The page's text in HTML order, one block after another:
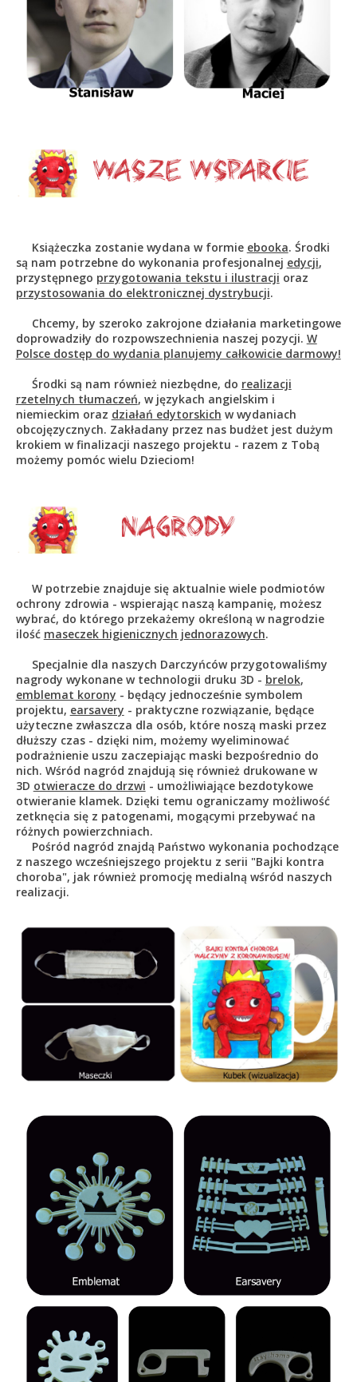
Książeczka zostanie wydana w formie ebooka. Środki
są nam potrzebne do wykonania profesjonalnej edycji,
przystępnego przygotowania tekstu i ilustracji oraz
przystosowania do elektronicznej dystrybucji.
Chcemy, by szeroko zakrojone działania marketingowe
doprowadziły do rozpowszechnienia naszej pozycji. W
Polsce dostęp do wydania planujemy całkowicie darmowy!
Środki są nam również niezbędne, do realizacji
rzetelnych tłumaczeń, w językach angielskim i
niemieckim oraz działań edytorskich w wydaniach
obcojęzycznych. Zakładany przez nas budżet jest dużym
krokiem w finalizacji naszego projektu - razem z Tobą
możemy pomóc wielu Dzieciom!
W potrzebie znajduje się aktualnie wiele podmiotów
ochrony zdrowia - wspierając naszą kampanię, możesz
wybrać, do którego przekażemy określoną w nagrodzie
ilość maseczek higienicznych jednorazowych.
Specjalnie dla naszych Darczyńców przygotowaliśmy
nagrody wykonane w technologii druku 3D - brelok,
emblemat korony - będący jednocześnie symbolem
projektu, earsavery - praktyczne rozwiązanie, będące
użyteczne zwłaszcza dla osób, które noszą maski przez
dłuższy czas - dzięki nim, możemy wyeliminować
podrażnienie uszu zaczepiając maski bezpośrednio do
nich. Wśród nagród znajdują się również drukowane w
3D otwieracze do drzwi - umożliwiające bezdotykowe
otwieranie klamek. Dzięki temu ograniczamy możliwość
zetknęcia się z patogenami, mogącymi przebywać na
różnych powierzchniach.
Pośród nagród znajdą Państwo wykonania pochodzące
z naszego wcześniejszego projektu z serii "Bajki kontra
choroba", jak również promocję medialną wśród naszych
realizacji.